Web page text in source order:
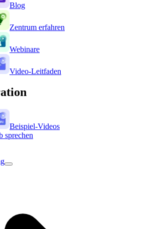
Blog
Zentrum erfahren
Webinare
Video-Leitfaden
Beispiel-Videos
sprechen